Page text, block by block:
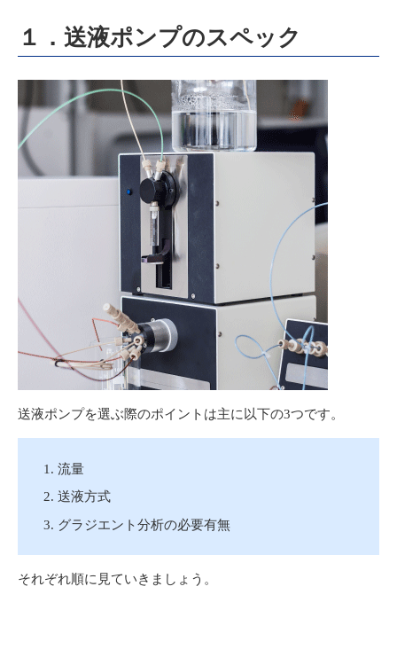
１．送液ポンプのスペック
送液ポンプを選ぶ際のポイントは主に以下の3つです。
流量
送液方式
グラジエント分析の必要有無
それぞれ順に見ていきましょう。